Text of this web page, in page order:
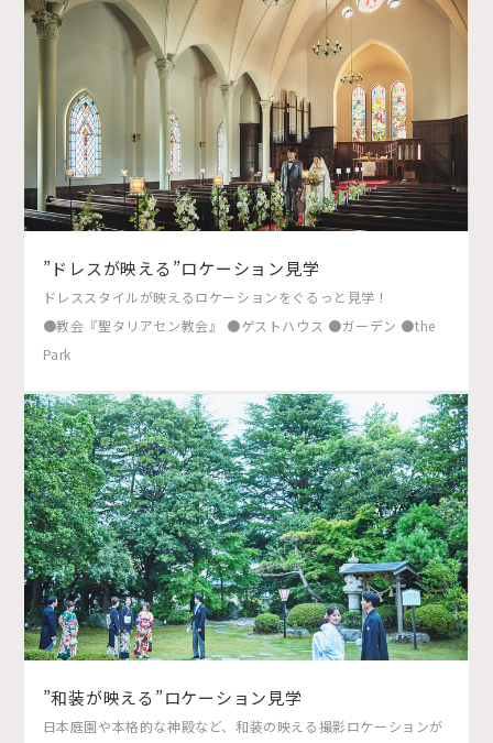
”ドレスが映える”ロケーション見学
ドレススタイルが映えるロケーションをぐるっと見学！
●教会『聖タリアセン教会』 ●ゲストハウス ●ガーデン ●the
Park
”和装が映える”ロケーション見学
日本庭園や本格的な神殿など、和装の映える撮影ロケーションが